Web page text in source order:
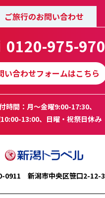
ご旅行のお問い合わせ
0120-975-970
い合わせフォームはこちら
時間：月～金曜9:00-17:30、
13:00、日曜・祝祭日休み
0911 新潟市中央区笹口2-12-3